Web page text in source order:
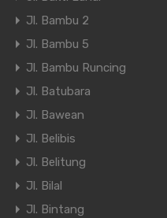
Jl. Bambu 2
Jl. Bambu 5
Jl. Bambu Runcing
Jl. Batubara
Jl. Bawean
Jl. Belibis
Jl. Belitung
Jl. Bilal
Jl. Bintang